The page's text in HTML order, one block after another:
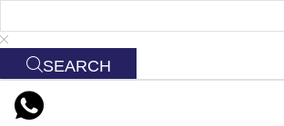
SEARCH